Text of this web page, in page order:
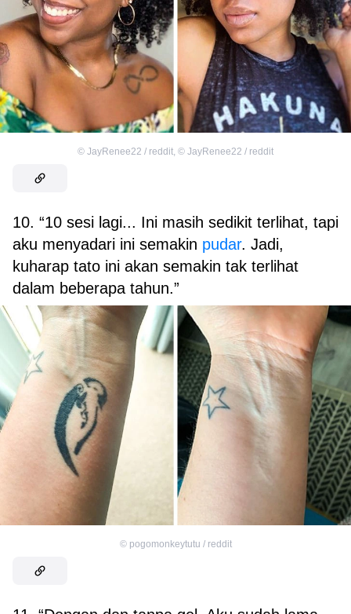
© JayRenee22 / reddit, © JayRenee22 / reddit
10. “10 sesi lagi... Ini masih sedikit terlihat, tapi
aku menyadari ini semakin pudar. Jadi,
kuharap tato ini akan semakin tak terlihat
dalam beberapa tahun.”
© pogomonkeytutu / reddit